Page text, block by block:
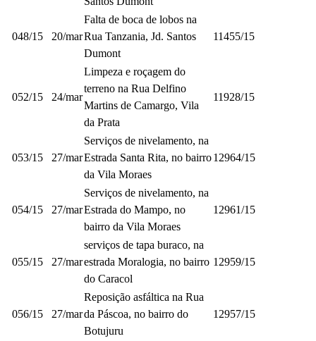
048/15 20/mar
Falta de boca de lobos na
Rua Tanzania, Jd. Santos
Dumont
11455/15
052/15 24/mar
Limpeza e roçagem do
terreno na Rua Delfino
Martins de Camargo, Vila
da Prata
11928/15
053/15 27/mar
Serviços de nivelamento, na
Estrada Santa Rita, no bairro
da Vila Moraes
12964/15
054/15 27/mar
Serviços de nivelamento, na
Estrada do Mampo, no
bairro da Vila Moraes
12961/15
055/15 27/mar
serviços de tapa buraco, na
estrada Moralogia, no bairro
do Caracol
12959/15
056/15 27/mar
Reposição asfáltica na Rua
da Páscoa, no bairro do
Botujuru
12957/15